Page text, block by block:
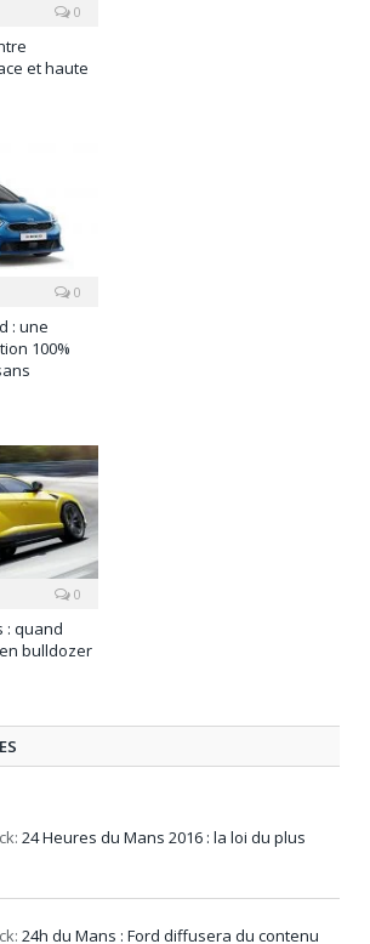
0
et haute
0
: une
100%
0
: quand
bulldozer
24 Heures du Mans 2016 : la loi du plus
24h du Mans : Ford diffusera du contenu